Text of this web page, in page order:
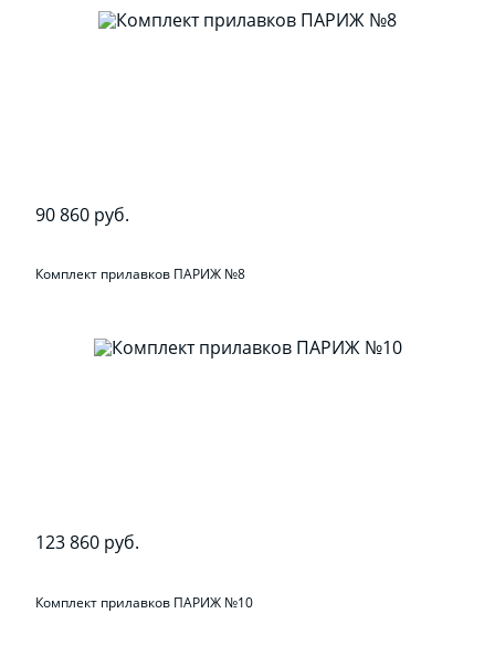
90 860 руб.
Комплект прилавков ПАРИЖ №8
123 860 руб.
Комплект прилавков ПАРИЖ №10